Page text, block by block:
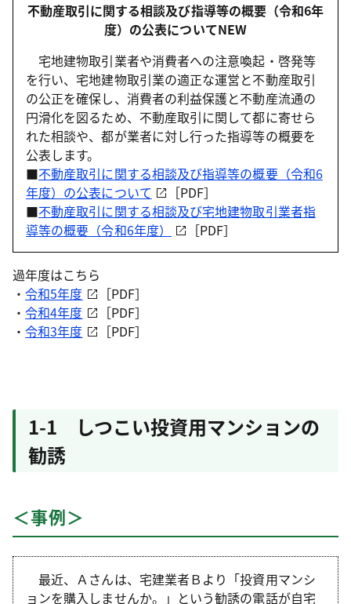
不動産取引に関する相談及び指導等の概要（令和6年
度）の公表についてNEW
宅地建物取引業者や消費者への注意喚起・啓発等
を行い、宅地建物取引業の適正な運営と不動産取引
の公正を確保し、消費者の利益保護と不動産流通の
円滑化を図るため、不動産取引に関して都に寄せら
れた相談や、都が業者に対し行った指導等の概要を
公表します。
■不動産取引に関する相談及び指導等の概要（令和6
年度）の公表について
［PDF］
■不動産取引に関する相談及び宅地建物取引業者指
導等の概要（令和6年度）
［PDF］
過年度はこちら
・令和5年度
［PDF］
・令和4年度
［PDF］
・令和3年度 ［PDF］
1-1 しつこい投資用マンションの
勧誘
＜事例＞
最近、Ａさんは、宅建業者Ｂより「投資用マンシ
ョンを購入しませんか。」という勧誘の電話が自宅